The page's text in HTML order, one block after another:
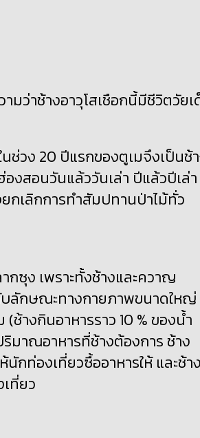
ว่าช้างอาวุโสเชือกนี้มีชีวิตวัย
ช่วง 20 ปีแรกของตูเมจึงเป็นช้
งสอนวันแล้ววันเล่า ปีแล้วปีเล่า
กเลิกการทำสัมปทานป่าไม้ทั่ว
ซุง เพราะทั้งช้างและควาญ
บลักษณะทางกายภาพขนาดใหญ่
างกินอาหารราว 10 % ของน้ำ
าณอาหารที่ช้างต้องการ ช้าง
กท่องเที่ยวซื้ออาหารให้ และช้า
ที่ยว